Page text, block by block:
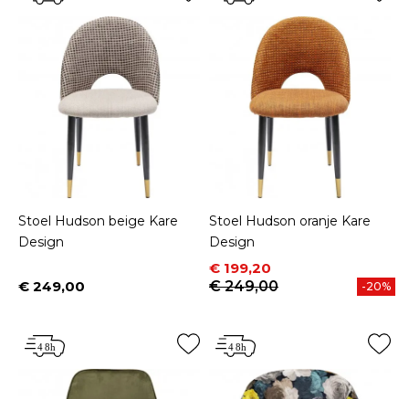
Stoel Hudson beige Kare
Design
Prijs
€ 249,00
Stoel Hudson oranje Kare
Design
Prijs
€ 199,20
Normale prijs
€ 249,00
-20%